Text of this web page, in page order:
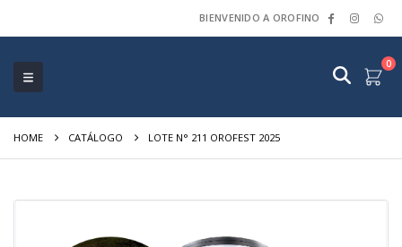
BIENVENIDO A OROFINO
0
HOME CATÁLOGO LOTE N° 211 OROFEST 2025